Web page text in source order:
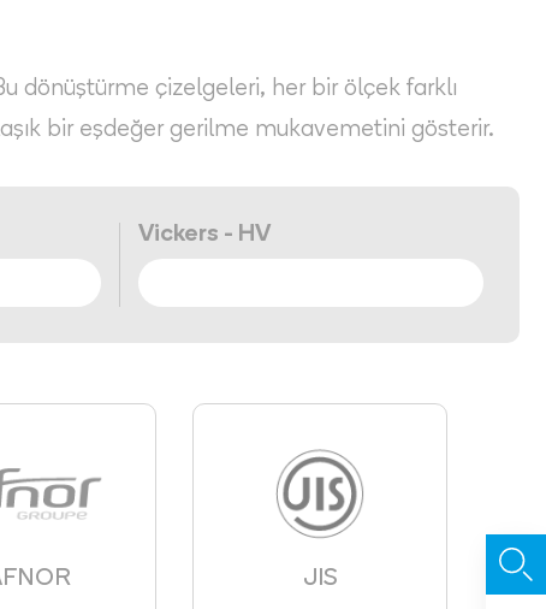
dönüştürme çizelgeleri, her bir ölçek farklı
bir eşdeğer gerilme mukavemetini gösterir.
Vickers - HV
JIS